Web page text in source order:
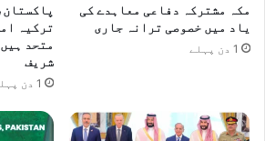
مکہ مشترکہ دفاعی معاہدے کی
یاد میں خصوصی ترانہ جاری
1 دن پہلے
ترکیہ
متحد
شریف
1 دن پہلے